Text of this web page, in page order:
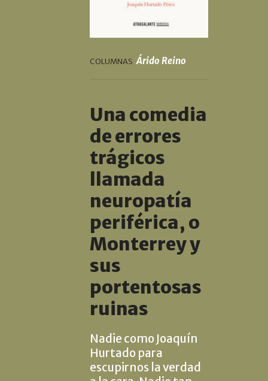
COLUMNASÁrido Reino
Una comedia
de errores
trágicos
llamada
neuropatía
periférica, o
Monterrey y
sus
portentosas
ruinas
Nadie como Joaquín
Hurtado para
escupirnos la verdad